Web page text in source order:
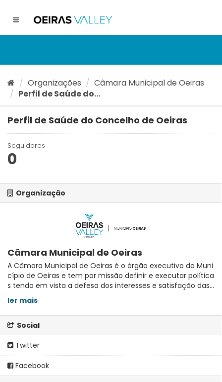
conteúdo
Toggle
Organizações
Câmara Municipal de Oeiras
Perfil de Saúde do...
Perfil de Saúde do Concelho de Oeiras
Seguidores
0
Organização
Câmara Municipal de Oeiras
A Câmara Municipal de Oeiras é o órgão executivo do Muni
cípio de Oeiras e tem por missão definir e executar política
s tendo em vista a defesa dos interesses e satisfação das...
ler mais
Social
Twitter
Facebook